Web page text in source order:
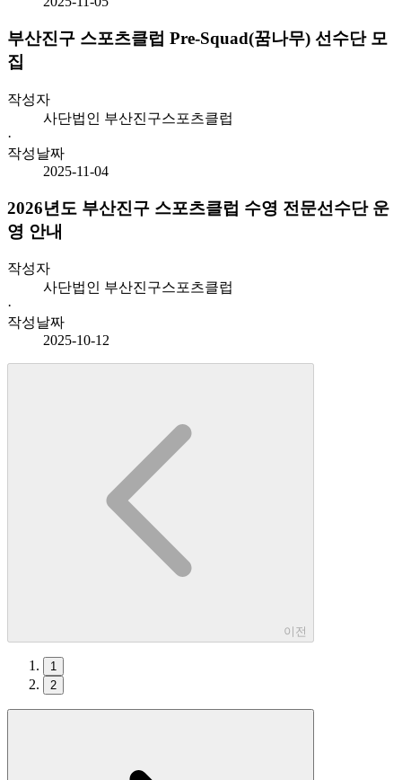
부산진구 스포츠클럽 Pre-Squad(꿈나무) 선수단 모
집
작성자
사단법인 부산진구스포츠클럽
·
작성날짜
2025-11-04
2026년도 부산진구 스포츠클럽 수영 전문선수단 운
영 안내
작성자
사단법인 부산진구스포츠클럽
·
작성날짜
2025-10-12
이전
1
2